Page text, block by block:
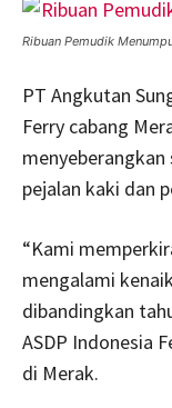
Ribuan Pemudik
PT Angkutan
Ferry cabang
menyeberangkan
pejalan kaki dan
“Kami
mengalami
dibandingkan
ASDP Indonesia
di Merak.